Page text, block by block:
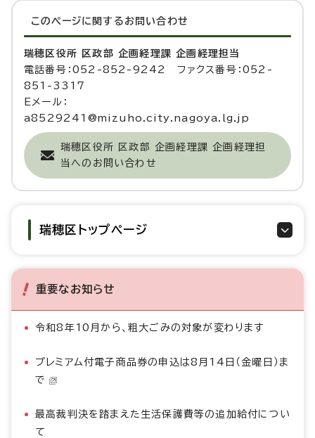
このページに関する お問い合わせ
瑞穂区役所 区政部 企画経理課 企画経理担当
電話番号：052-852-9242 ファクス番号：052-
851-3317
Eメール：
a8529241@mizuho.city.nagoya.lg.jp
瑞穂区役所 区政部 企画経理課 企画経理担
当へのお問い合わせ
瑞穂区トップページ
重要なお知らせ
令和8年10月から、粗大ごみの対象が変わります
プレミアム付電子商品券の申込は8月14日（金曜日）ま
で
最高裁判決を踏まえた生活保護費等の追加給付につい
て